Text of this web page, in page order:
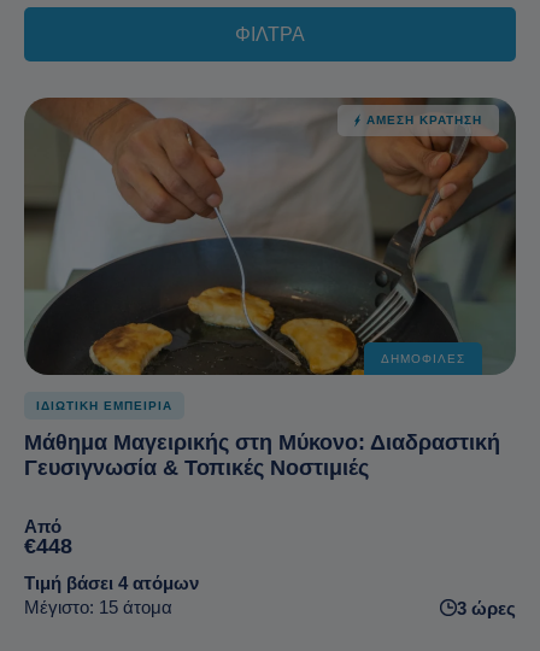
ΦΙΛΤΡΑ
ΆΜΕΣΗ ΚΡΆΤΗΣΗ
ΔΗΜΟΦΙΛΈΣ
ΙΔΙΩΤΙΚΗ ΕΜΠΕΙΡΙΑ
Μάθημα Μαγειρικής στη Μύκονο: Διαδραστική
Γευσιγνωσία & Τοπικές Νοστιμιές
Από
€448
Τιμή βάσει 4 ατόμων
Μέγιστο: 15 άτομα
3 ώρες